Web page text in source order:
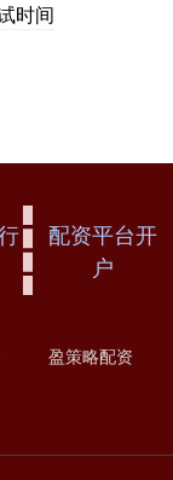
时间
配资平台开
户
盈策略配资